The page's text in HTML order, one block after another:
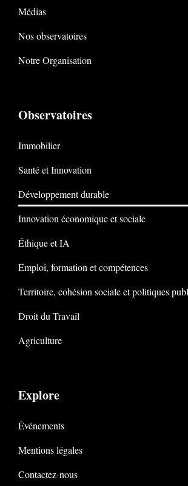
Médias
Nos observatoires
Notre Organisation
Observatoires
Immobilier
Santé et Innovation
Développement durable
Innovation économique et sociale
Éthique et IA
Emploi, formation et compétences
Territoire, cohésion sociale et politiques
Droit du Travail
Agriculture
Explore
Événements
Mentions légales
Contactez-nous